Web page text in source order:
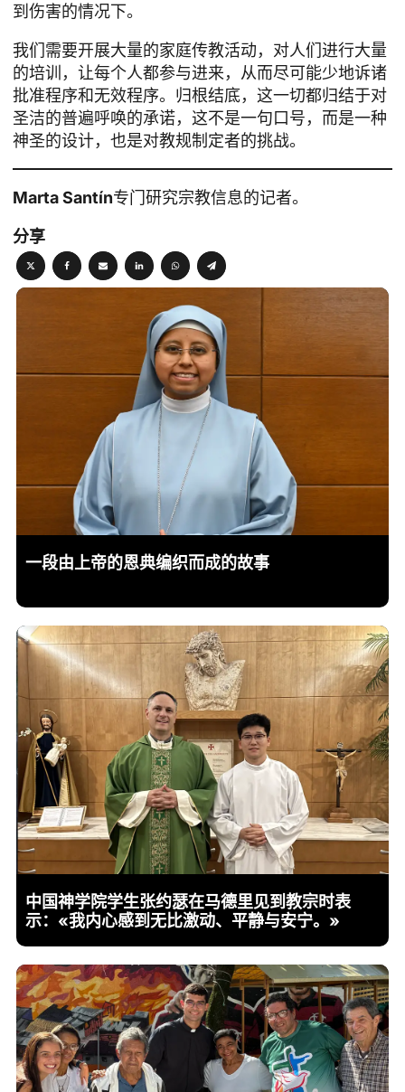
到伤害的情况下。
我们需要开展大量的家庭传教活动，对人们进行大量
的培训，让每个人都参与进来，从而尽可能少地诉诸
批准程序和无效程序。归根结底，这一切都归结于对
圣洁的普遍呼唤的承诺，这不是一句口号，而是一种
神圣的设计，也是对教规制定者的挑战。
Marta Santín专门研究宗教信息的记者。
分享
一段由上帝的恩典编织而成的故事
中国神学院学生张约瑟在马德里见到教宗时表
示：«我内心感到无比激动、平静与安宁。»